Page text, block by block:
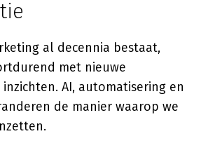
al decennia bestaat,
met nieuwe
AI, automatisering en
de manier waarop we